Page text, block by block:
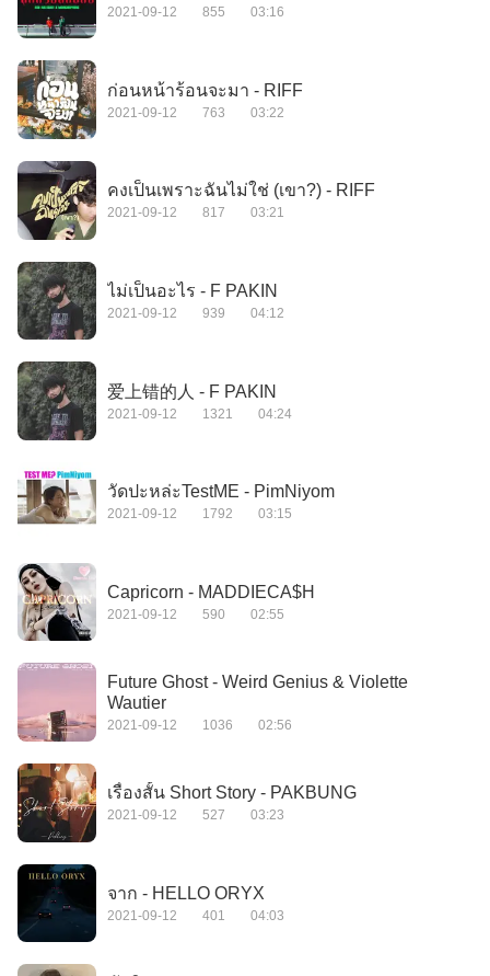
2021-09-12 855 03:16
ก่อนหน้าร้อนจะมา - RIFF
2021-09-12 763 03:22
คงเป็นเพราะฉันไม่ใช่ (เขา?) - RIFF
2021-09-12 817 03:21
ไม่เป็นอะไร - F PAKIN
2021-09-12 939 04:12
爱上错的人 - F PAKIN
2021-09-12 1321 04:24
วัดปะหล่ะTestME - PimNiyom
2021-09-12 1792 03:15
Capricorn - MADDIECA$H
2021-09-12 590 02:55
Future Ghost - Weird Genius & Violette
Wautier
2021-09-12 1036 02:56
เรื่องสั้น Short Story - PAKBUNG
2021-09-12 527 03:23
จาก - HELLO ORYX
2021-09-12 401 04:03